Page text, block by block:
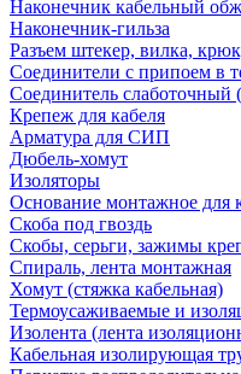
Наконечник кабельный
Наконечник-гильза
Разъем штекер, вилка,
Соединители с припоем в
Соединитель слаботочный
Крепеж для кабеля
Арматура для СИП
Дюбель-хомут
Изоляторы
Основание монтажное для
Скоба под гвоздь
Скобы, серьги, зажимы
Спираль, лента монтажная
Хомут (стяжка кабельная)
Термоусаживаемые и
Изолента (лента
Кабельная изолирующая